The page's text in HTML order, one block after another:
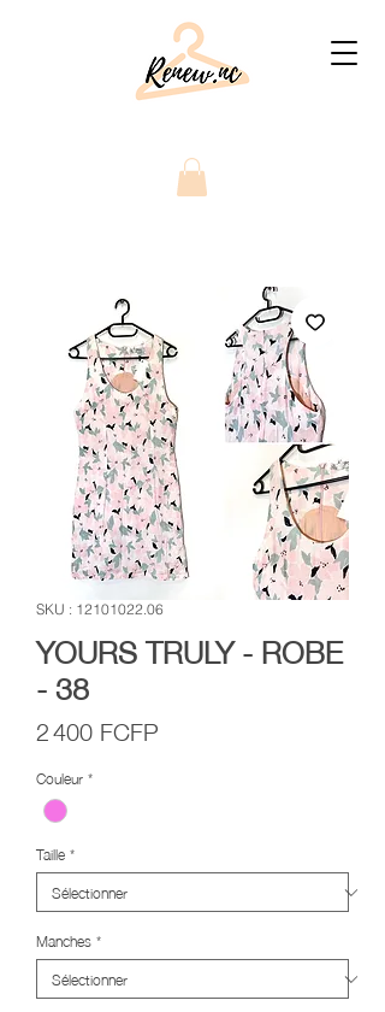
SKU : 12101022.06
YOURS TRULY - ROBE
- 38
2 400 FCFP
Couleur*
Taille*
Manches*